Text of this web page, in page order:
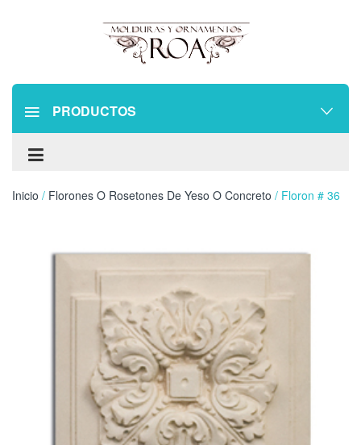
PRODUCTOS
Inicio / Florones O Rosetones De Yeso O Concreto / Floron # 36